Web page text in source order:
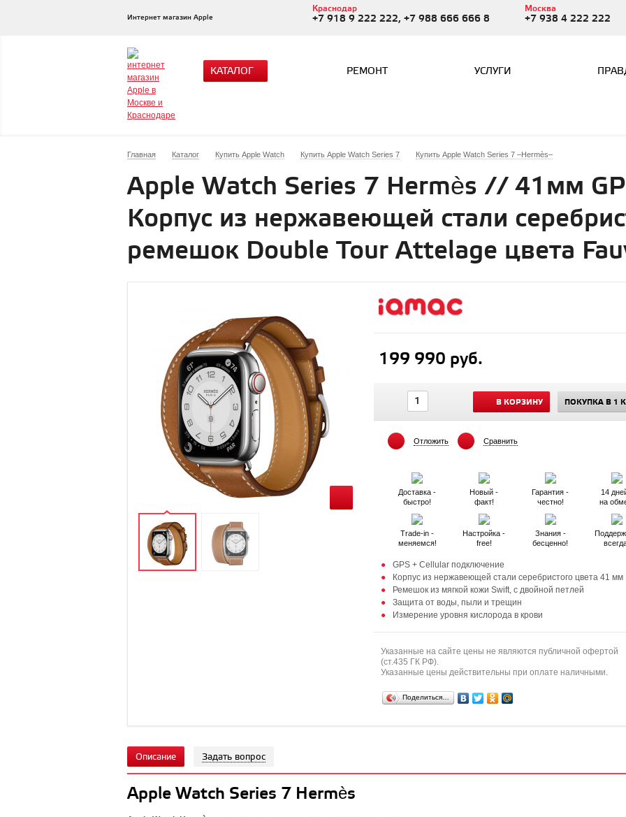
Интернет магазин Apple
Краснодар
+7 918 9 222 222, +7 988 666 666 8
Москва
+7 938 4 222 222
КАТАЛОГ РЕМОНТ УСЛУГИ
Главная Каталог Купить Apple Watch Купить Apple Watch Series 7 Купить Apple Watch Series 7 –Hermès–
Apple Watch Series 7 Hermès // 41мм
Корпус из нержавеющей стали
ремешок Double Tour Attelage цвета
199 990 руб.
В КОРЗИНУ ПОКУПКА В 1
Отложить Сравнить
Доставка -
быстро!
Новый -
факт!
Гарантия -
честно!
14
на
Trade-in -
меняемся!
Настройка -
free!
Знания -
бесценно!
GPS + Cellular подключение
Корпус из нержавеющей стали серебристого цвета 41 мм
Ремешок из мягкой кожи Swift, с двойной петлей
Защита от воды, пыли и трещин
Измерение уровня кислорода в крови
Указанные на сайте цены не являются публичной офертой
(ст.435 ГК РФ).
Указанные цены действительны при оплате наличными.
Поделиться…
Описание Задать вопрос
Apple Watch Series 7 Hermès